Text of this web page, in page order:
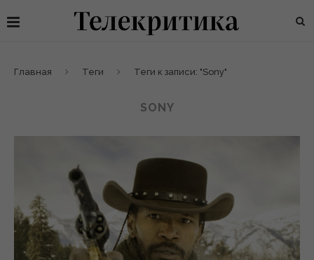
Главная Теги Теги к записи: "Sony"
SONY